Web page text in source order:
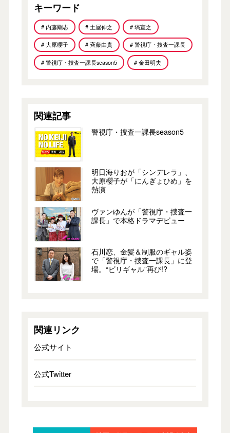
キーワード
# 内藤剛志 # 土屋伸之 # 塙宣之
# 大原櫻子 # 斉藤由貴 # 警視庁・捜査一課長
# 警視庁・捜査一課長season5 # 金田明夫
関連記事
警視庁・捜査一課長season5
明日海りおが「シンデレラ」、
大原櫻子が「にんぎょひめ」を
熱演
ヴァンゆんが「警視庁・捜査一
課長」で本格ドラマデビュー
石川恋、金髪＆制服のギャル姿
で「警視庁・捜査一課長」に登
場。“ビリギャル”再び!?
関連リンク
公式サイト
公式Twitter